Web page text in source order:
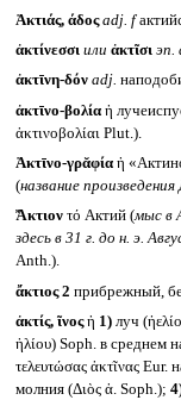
Ἀκτιάς, άδοςadj. f
ἀκτίνεσσι или ἀκτῖσι эп.
ἀκτῑνη-δόν adj.
ἀκτῑνο-βολία ἡ
ἀκτινοβολίαι Plut.).
Ἀκτῑνο-γρᾰφία ἡ
(название
Ἄκτιον τό Актий (мыс в
здесь в 31 г. до н. э.
Anth.).
ἄκτιος 2 прибрежный,
ἀκτίς, ῖνοςἡ 1)луч
ἡλίου) Soph. в среднем
τελευτώσας ἀκτῖνας Eur.
молния (Διὸς ἀ. Soph.);